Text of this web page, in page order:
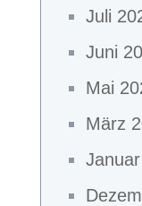
Juli
Juni
Mai
März